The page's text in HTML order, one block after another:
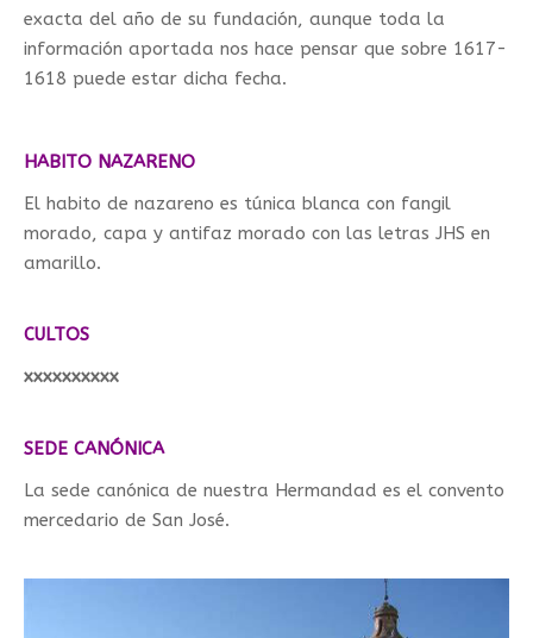
exacta del año de su fundación, aunque toda la
información aportada nos hace pensar que sobre 1617-
1618 puede estar dicha fecha.
HABITO NAZARENO
El habito de nazareno es túnica blanca con fangil
morado, capa y antifaz morado con las letras JHS en
amarillo.
CULTOS
xxxxxxxxxx
SEDE CANÓNICA
La sede canónica de nuestra Hermandad es el convento
mercedario de San José.